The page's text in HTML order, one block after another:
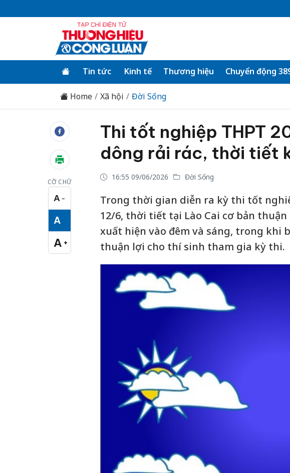
Tin tức Kinh tế Thương hiệu Chuyển động
Home Xã hội Đời Sống
CỠ CHỮ
A −
Cỡ chữ nhỏ
A
Cỡ chữ vừa
A +
Cỡ chữ lớn
Thi tốt nghiệp THPT
dông rải rác, thời tiết
16:55 09/06/2026 Đời Sống
Trong thời gian diễn ra kỳ thi tốt
12/6, thời tiết tại Lào Cai cơ bản
xuất hiện vào đêm và sáng, trong khi
thuận lợi cho thí sinh tham gia kỳ thi.